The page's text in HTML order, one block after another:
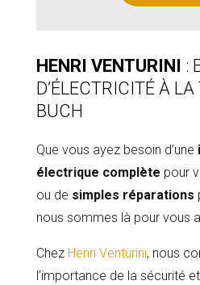
HENRI VENTURINI :
D’ÉLECTRICITÉ À
BUCH
Que vous ayez besoin d’une
électrique complète pour
ou de simples réparations
nous sommes là pour vous
Chez Henri Venturini, nous
l’importance de la sécurité